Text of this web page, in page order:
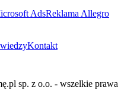
AdsReklama Allegro
Kontakt
sp. z o.o. - wszelkie prawa